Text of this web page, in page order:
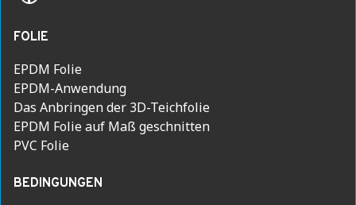
FOLIE
EPDM Folie
EPDM-Anwendung
Das Anbringen der 3D-Teichfolie
EPDM Folie auf Maß geschnitten
PVC Folie
BEDINGUNGEN